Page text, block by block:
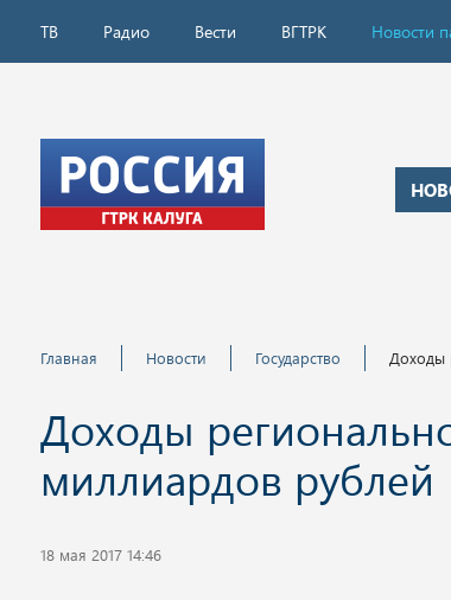
ТВ Радио Вести ВГТРК Новости
Главная Новости Государство Доходы
Доходы
миллиардов рублей
18 мая 2017 14:46